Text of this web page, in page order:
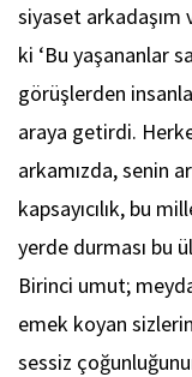
siyaset arkadaşım
ki ‘Bu yaşananlar
görüşlerden
araya getirdi.
arkamızda, senin
kapsayıcılık, bu
yerde durması bu
Birinci umut;
emek koyan
sessiz